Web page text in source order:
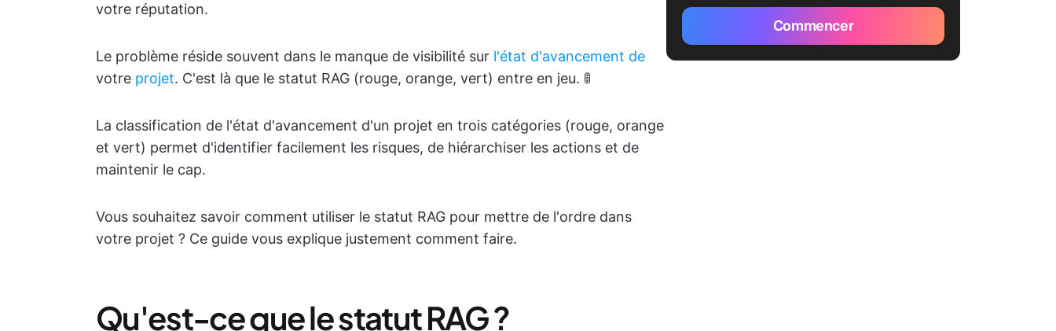
votre réputation.
Le problème réside souvent dans le manque de visibilité sur l'état d'avancement de
votre projet. C'est là que le statut RAG (rouge, orange, vert) entre en jeu. 🚦
La classification de l'état d'avancement d'un projet en trois catégories (rouge, orange
et vert) permet d'identifier facilement les risques, de hiérarchiser les actions et de
maintenir le cap.
Vous souhaitez savoir comment utiliser le statut RAG pour mettre de l'ordre dans
votre projet ? Ce guide vous explique justement comment faire.
Qu'est-ce que le statut RAG ?
Commencer